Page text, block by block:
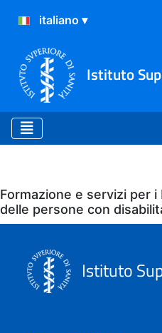
Istituto
Eventi
Formazione e servizi per
delle persone con
Istituto